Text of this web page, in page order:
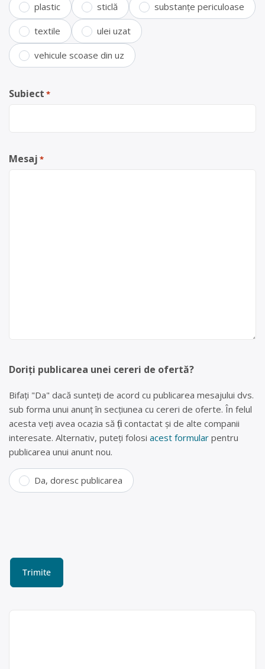
plastic sticlă substanțe periculoase
textile ulei uzat
vehicule scoase din uz
Subiect *
Mesaj *
Doriți publicarea unei cereri de ofertă?
Bifați "Da" dacă sunteți de acord cu publicarea mesajului dvs.
sub forma unui anunț în secțiunea cu cereri de oferte. În felul
acesta veți avea ocazia să fiți contactat și de alte companii
interesate. Alternativ, puteți folosi acest formular pentru
publicarea unui anunt nou.
Da, doresc publicarea